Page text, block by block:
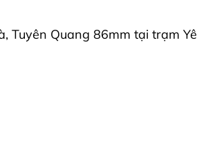
Tuyên Quang 86mm tại trạm